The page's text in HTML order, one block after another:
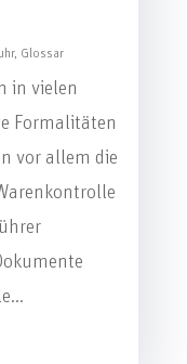
, Glossar
in vielen
Formalitäten
vor allem die